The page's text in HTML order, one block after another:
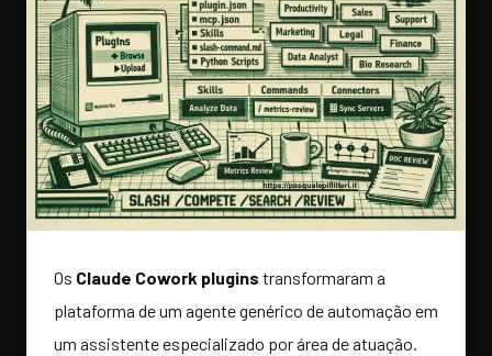
Os Claude Cowork plugins transformaram a
plataforma de um agente genérico de automação em
um assistente especializado por área de atuação.